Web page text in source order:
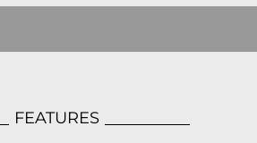
FEATURES